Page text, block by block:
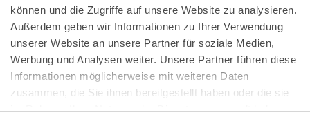
können und die Zugriffe auf unsere Website zu analysieren.
Außerdem geben wir Informationen zu Ihrer Verwendung
unserer Website an unsere Partner für soziale Medien,
Werbung und Analysen weiter. Unsere Partner führen diese
Informationen möglicherweise mit weiteren Daten
zusammen, die Sie ihnen bereitgestellt haben oder die sie
im Rahmen Ihrer Nutzung der Dienste gesammelt haben.
Bundeskanzlerplatz 2
53113 Bonn
Pressemitteilungen|AGB
Impressum|Datenschutz